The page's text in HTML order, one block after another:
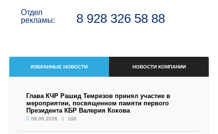
Отдел
рекламы:
8 928 326 58 88
ИЗБРАННЫЕ НОВОСТИ НОВОСТИ КОМПАНИИ
Глава КЧР Рашид Темрезов принял участие в
мероприятии, посвященном памяти первого
Президента КБР Валерия Кокова
09.08.2026 100